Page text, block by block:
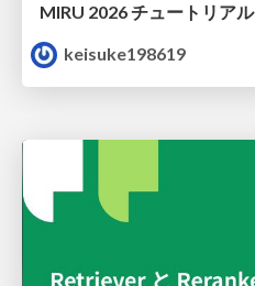
MIRU 2026 チュートリアル
keisuke198619